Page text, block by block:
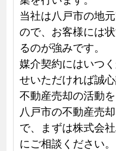
当社は八戸市の地
ので、お客様には
るのが強みです。
媒介契約にはいつ
せいただければ誠
不動産売却の活動
八戸市の不動産売
で、まずは株式会
にご相談ください。